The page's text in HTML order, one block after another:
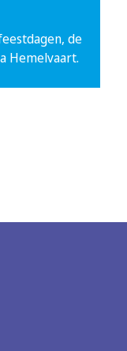
de
Hemelvaart.